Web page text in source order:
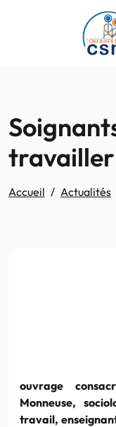
Passer au contenu
travailler
Accueil Actualités
ouvrage
Monneuse,
travail,